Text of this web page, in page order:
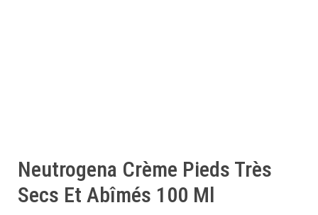
Neutrogena Crème Pieds Très
Secs Et Abîmés 100 Ml